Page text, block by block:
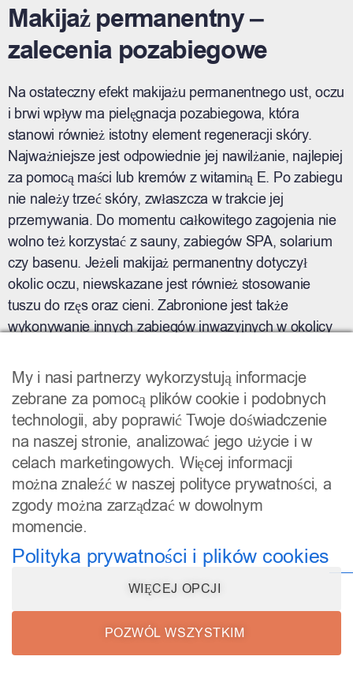
Makijaż permanentny –
zalecenia pozabiegowe
Na ostateczny efekt makijażu permanentnego ust, oczu
i brwi wpływ ma pielęgnacja pozabiegowa, która
stanowi również istotny element regeneracji skóry.
Najważniejsze jest odpowiednie jej nawilżanie, najlepiej
za pomocą maści lub kremów z witaminą E. Po zabiegu
nie należy trzeć skóry, zwłaszcza w trakcie jej
przemywania. Do momentu całkowitego zagojenia nie
wolno też korzystać z sauny, zabiegów SPA, solarium
czy basenu. Jeżeli makijaż permanentny dotyczył
okolic oczu, niewskazane jest również stosowanie
tuszu do rzęs oraz cieni. Zabronione jest także
wykonywanie innych zabiegów inwazyjnych w okolicy
Makijaż permanentny –
Warszawa, Katowice,
Ostrołęka
Najpiękniejszy makijaż permanentny to efekt połączenia
perfekcyjnego kształtu i idealnie dobranego pigmentu.
wagę. Stawiamy na naturalność, zależy nam na tym,
efekt mikropigmentacjidoskonale komponował
piękne, ponętne usta, wyraziste spojrzenie i idealny
kształt brwi. Jeżeli chcesz wykonaćmakijaż
My i nasi partnerzy wykorzystują informacje
zebrane za pomocą plików cookie i podobnych
technologii, aby poprawić Twoje doświadczenie
na naszej stronie, analizować jego użycie i w
celach marketingowych. Więcej informacji
można znaleźć w naszej polityce prywatności, a
zgody można zarządzać w dowolnym
momencie.
Polityka prywatności i plików cookies
WIĘCEJ OPCJI
POZWÓL WSZYSTKIM